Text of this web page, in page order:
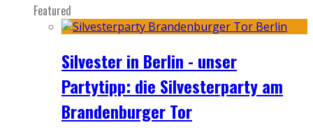
Featured
Silvester in Berlin - unser
Partytipp: die Silvesterparty am
Brandenburger Tor